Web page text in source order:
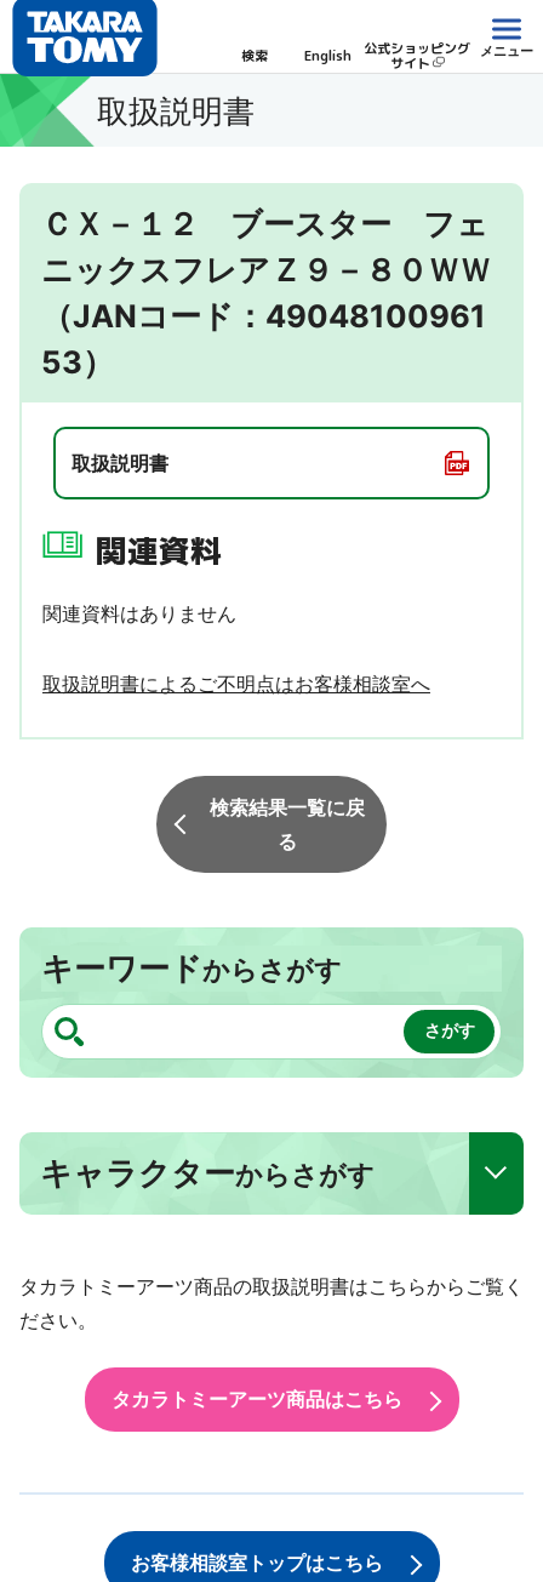
検索 English 公式ショッピング
サイト
メニュー
取扱説明書
ＣＸ－１２ ブースター フェ
ニックスフレアＺ９－８０ＷＷ
（JANコード：49048100961
53）
取扱説明書
関連資料
関連資料はありません
取扱説明書によるご不明点はお客様相談室へ
検索結果一覧に戻
る
キーワードからさがす
キャラクターからさがす
タカラトミーアーツ商品の取扱説明書はこちらからご覧く
ださい。
タカラトミーアーツ商品はこちら
お客様相談室トップはこちら